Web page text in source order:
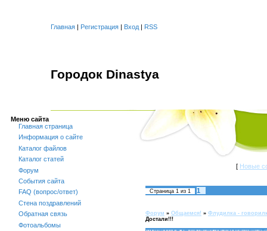
Главная | Регистрация | Вход | RSS
Городок Dinastya
Меню сайта
Главная страница
Информация о сайте
Каталог файлов
Каталог статей
Форум
События сайта
FAQ (вопрос/ответ)
Стена поздравлений
Обратная связь
Фотоальбомы
[ Новые
Страница 1 из 1 1
Форум » Общаемся! » Флудилка -
Достали!!!